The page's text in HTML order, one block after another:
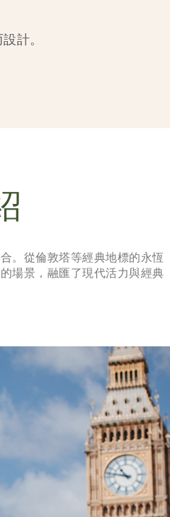
計。
。從倫敦塔等經典地標的永恆
場景，融匯了現代活力與經典